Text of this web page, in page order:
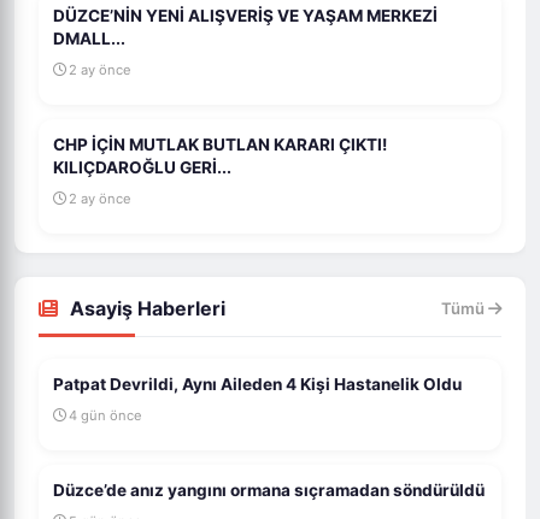
DÜZCE’NİN YENİ ALIŞVERİŞ VE YAŞAM MERKEZİ
DMALL...
2 ay önce
CHP İÇİN MUTLAK BUTLAN KARARI ÇIKTI!
KILIÇDAROĞLU GERİ...
2 ay önce
Asayiş Haberleri Tümü
Patpat Devrildi, Aynı Aileden 4 Kişi Hastanelik Oldu
4 gün önce
Düzce’de anız yangını ormana sıçramadan söndürüldü